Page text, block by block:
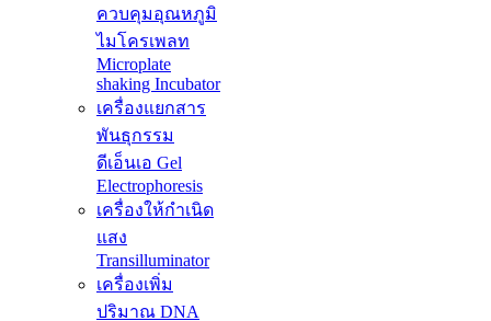
ควบคุมอุณหภูมิ
ไมโครเพลท
Microplate
shaking Incubator
เครื่องแยกสาร
พันธุกรรม
ดีเอ็นเอ Gel
Electrophoresis
เครื่องให้กำเนิด
แสง
Transilluminator
เครื่องเพิ่ม
ปริมาณ DNA